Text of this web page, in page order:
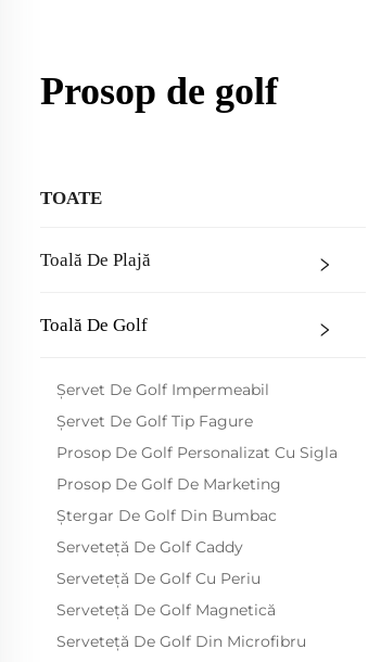
Prosop de golf
TOATE
Toală De Plajă
Toală De Golf
Șervet De Golf Impermeabil
Șervet De Golf Tip Fagure
Prosop De Golf Personalizat Cu Sigla
Prosop De Golf De Marketing
Ștergar De Golf Din Bumbac
Serveteță De Golf Caddy
Serveteță De Golf Cu Periu
Serveteță De Golf Magnetică
Serveteță De Golf Din Microfibru